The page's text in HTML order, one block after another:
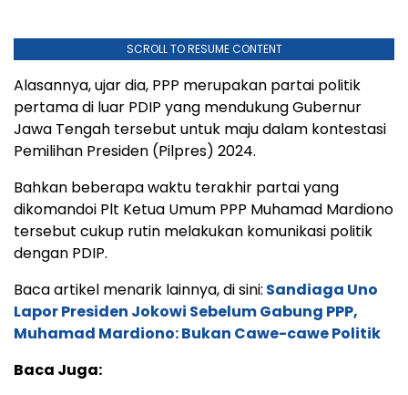
SCROLL TO RESUME CONTENT
Alasannya, ujar dia, PPP merupakan partai politik
pertama di luar PDIP yang mendukung Gubernur
Jawa Tengah tersebut untuk maju dalam kontestasi
Pemilihan Presiden (Pilpres) 2024.
Bahkan beberapa waktu terakhir partai yang
dikomandoi Plt Ketua Umum PPP Muhamad Mardiono
tersebut cukup rutin melakukan komunikasi politik
dengan PDIP.
Baca artikel menarik lainnya, di sini: Sandiaga Uno
Lapor Presiden Jokowi Sebelum Gabung PPP,
Muhamad Mardiono: Bukan Cawe-cawe Politik
Baca Juga: